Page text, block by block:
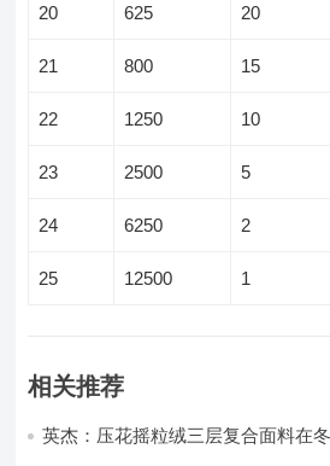
20 625 20
21 800 15
22 1250 10
23 2500 5
24 6250 2
25 12500 1
相关推荐
英杰：压花摇粒绒三层复合面料在